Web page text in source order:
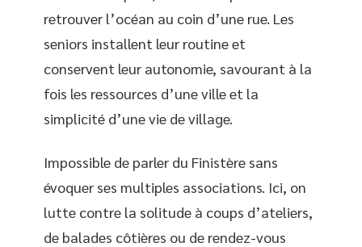
retrouver l’océan au coin d’une rue. Les
seniors installent leur routine et
conservent leur autonomie, savourant à la
fois les ressources d’une ville et la
simplicité d’une vie de village.
Impossible de parler du Finistère sans
évoquer ses multiples associations. Ici, on
lutte contre la solitude à coups d’ateliers,
de balades côtières ou de rendez-vous